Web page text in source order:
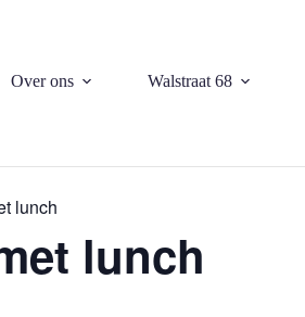
Over ons Walstraat 68
lunch
lunch